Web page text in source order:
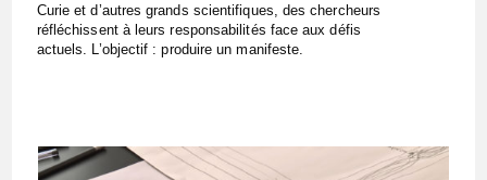
Curie et d’autres grands scientifiques, des chercheurs
réfléchissent à leurs responsabilités face aux défis
actuels. L’objectif : produire un manifeste.